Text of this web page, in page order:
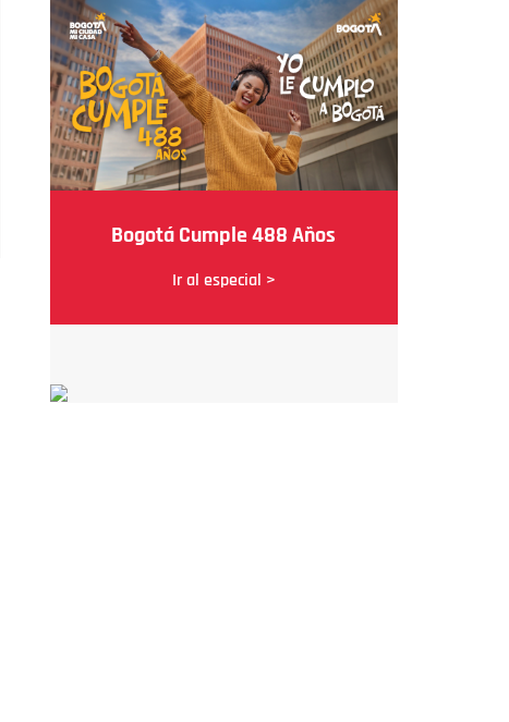
Bogotá Cumple 488 Años
Ir al especial >